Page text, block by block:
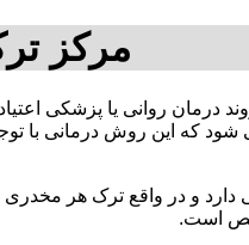
مرکز
درمان روانی یا پزشکی
که این روش درمانی با
و در واقع ترک هر
است.